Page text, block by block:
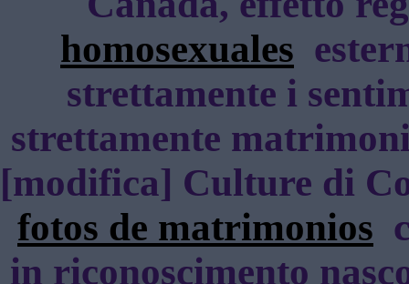
homosexuales
strettamente i
strettamente
[modifica] Culture di
fotos de matrimonios
in riconoscimento